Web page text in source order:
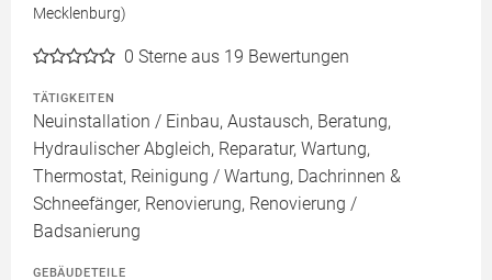
Mecklenburg)
0 Sterne aus 19 Bewertungen
TÄTIGKEITEN
Neuinstallation / Einbau, Austausch, Beratung,
Hydraulischer Abgleich, Reparatur, Wartung,
Thermostat, Reinigung / Wartung, Dachrinnen &
Schneefänger, Renovierung, Renovierung /
Badsanierung
GEBÄUDETEILE